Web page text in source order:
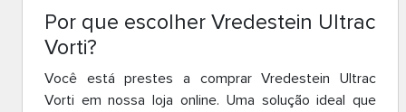
Por que escolher Vredestein Ultrac
Vorti?
Você está prestes a comprar Vredestein Ultrac
Vorti em nossa loja online. Uma solução ideal que